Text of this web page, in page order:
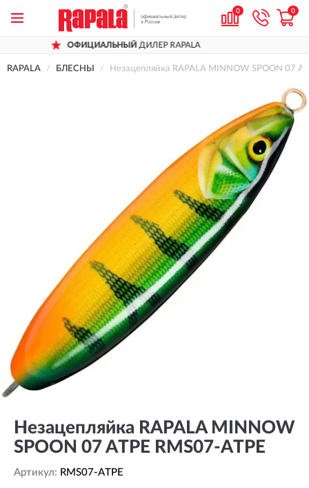
0 0
ДИЛЕР RAPALA
RAPALA БЛЕСНЫ Незацепляйка RAPALA MINNOW SPOON 07
Незацепляйка RAPALA MINNOW
SPOON 07 ATPE RMS07-ATPE
Артикул: RMS07-ATPE